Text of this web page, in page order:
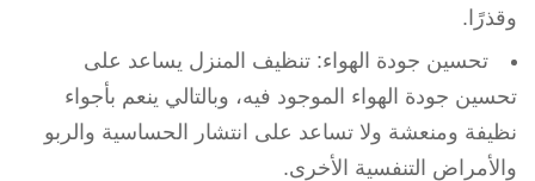
وقذرًا.
تحسين جودة الهواء: تنظيف المنزل يساعد على
تحسين جودة الهواء الموجود فيه، وبالتالي ينعم بأجواء
نظيفة ومنعشة ولا تساعد على انتشار الحساسية والربو
والأمراض التنفسية الأخرى.